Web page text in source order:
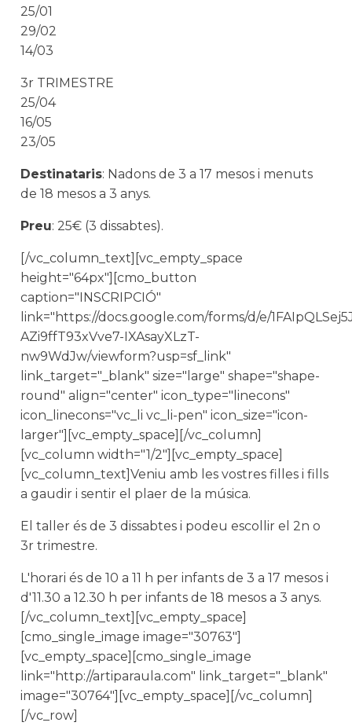
25/01
29/02
14/03
3r TRIMESTRE
25/04
16/05
23/05
Destinataris: Nadons de 3 a 17 mesos i menuts
de 18 mesos a 3 anys.
Preu: 25€ (3 dissabtes).
[/vc_column_text][vc_empty_space
height="64px"][cmo_button
caption="INSCRIPCIÓ"
link="https://docs.google.com/forms/d/e/
AZi9ffT93xVve7-IXAsayXLzT-
nw9WdJw/viewform?usp=sf_link"
link_target="_blank" size="large" shape="shape-
round" align="center" icon_type="linecons"
icon_linecons="vc_li vc_li-pen" icon_size="icon-
larger"][vc_empty_space][/vc_column]
[vc_column width="1/2"][vc_empty_space]
[vc_column_text]Veniu amb les vostres filles i fills
a gaudir i sentir el plaer de la música.
El taller és de 3 dissabtes i podeu escollir el 2n o
3r trimestre.
L'horari és de 10 a 11 h per infants de 3 a 17 mesos i
d'11.30 a 12.30 h per infants de 18 mesos a 3 anys.
[/vc_column_text][vc_empty_space]
[cmo_single_image image="30763"]
[vc_empty_space][cmo_single_image
link="http://artiparaula.com" link_target="_blank"
image="30764"][vc_empty_space][/vc_column]
[/vc_row]